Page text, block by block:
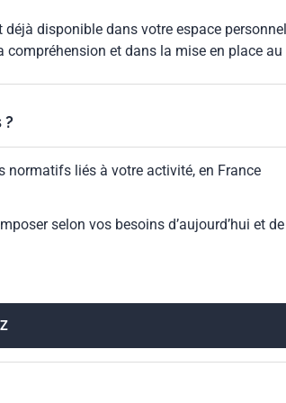
disponible dans votre espace
compréhension et dans la mise en place au
normatifs liés à votre activité, en France
selon vos besoins d’aujourd’hui et de